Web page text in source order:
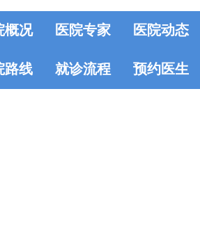
概况 医院专家 医院动态
路线 就诊流程 预约医生